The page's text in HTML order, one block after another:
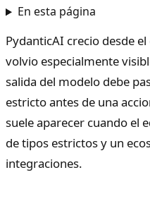
En esta página
PydanticAI crecio desde
volvio especialmente
salida del modelo debe
estricto antes de una
suele aparecer cuando el
de tipos estrictos y un
integraciones.